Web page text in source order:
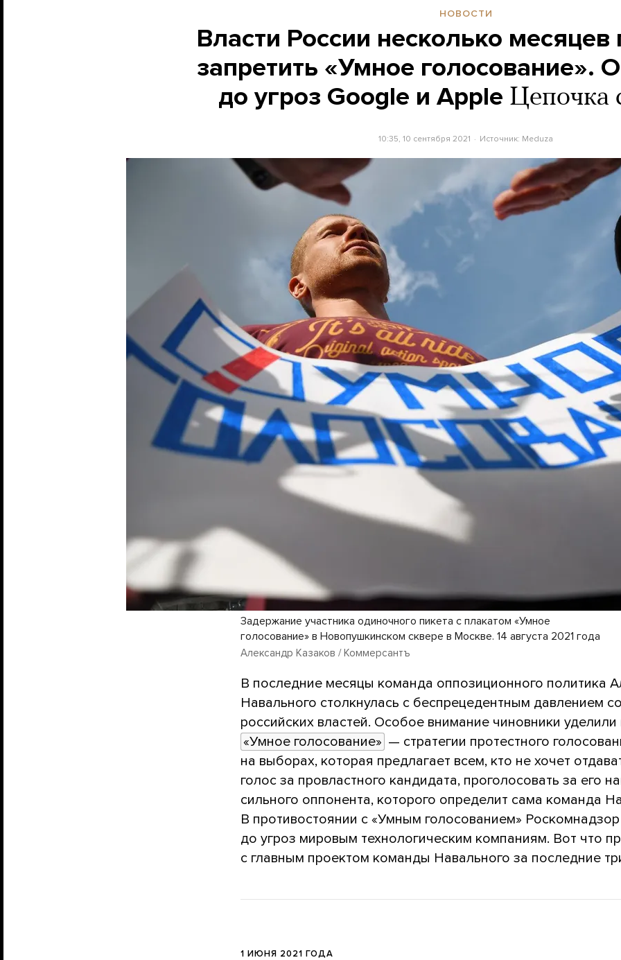
НОВОСТИ
Власти России несколько
запретить «Умное голосование».
до угроз Google и Apple Цепочка
10:35, 10 сентября 2021 Источник: Meduza
Задержание участника одиночного пикета с плакатом «Умное
голосование» в Новопушкинском сквере в Москве. 14 августа 2021 года
Александр Казаков / Коммерсантъ
В последние месяцы команда оппозиционного политика
Навального столкнулась с беспрецедентным давлением
российских властей. Особое внимание чиновники уделили
«Умное голосование» — стратегии протестного
на выборах, которая предлагает всем, кто не хочет
голос за провластного кандидата, проголосовать за его
сильного оппонента, которого определит сама команда
В противостоянии с «Умным голосованием»
до угроз мировым технологическим компаниям. Вот что
с главным проектом команды Навального за последние
1 ИЮНЯ 2021 ГОДА